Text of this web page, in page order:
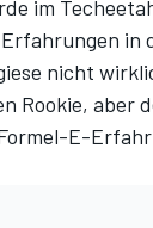
im
in
nicht
Rookie, aber
E-